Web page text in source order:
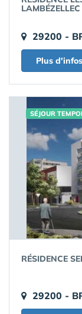
LAMBÉZELLEC
29200 -
Plus
SÉJOUR
RÉSIDENCE
29200 -